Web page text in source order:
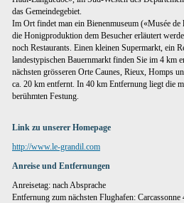
das Gemeindegebiet.
Im Ort findet man ein Bienenmuseum («Musée
die Honigproduktion dem Besucher erläutert
noch Restaurants. Einen kleinen Supermarkt, ein
landestypischen Bauernmarkt finden Sie im 4 km
nächsten grösseren Orte Caunes, Rieux, Homps
ca. 20 km entfernt. In 40 km Entfernung liegt die
berühmten Festung.
Link zu unserer Homepage
http://www.le-grandil.com
Anreise und Entfernungen
Anreisetag: nach Absprache
Entfernung zum nächsten Flughafen: